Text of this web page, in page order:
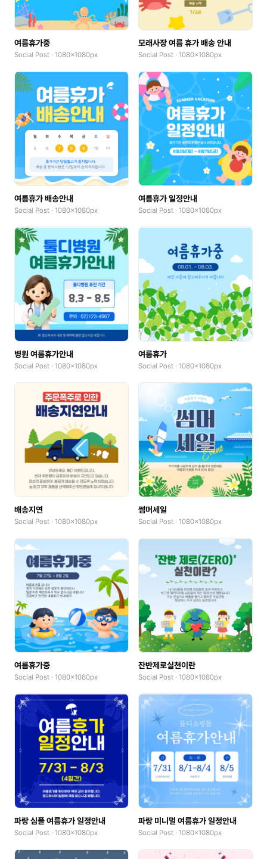
여름휴가중
Social Post · 1080x1080px
모래사장 여름 휴가 배송 안내
Social Post · 1080x1080px
여름휴가 배송안내
Social Post · 1080x1080px
여름휴가 일정안내
Social Post · 1080x1080px
병원 여름휴가안내
Social Post · 1080x1080px
여름휴가
Social Post · 1080x1080px
배송지연
Social Post · 1080x1080px
썸머세일
Social Post · 1080x1080px
여름휴가중
Social Post · 1080x1080px
잔반제로실천이란
Social Post · 1080x1080px
파랑 심플 여름휴가 일정안내
Social Post · 1080x1080px
파랑 미니멀 여름휴가 일정안내
Social Post · 1080x1080px